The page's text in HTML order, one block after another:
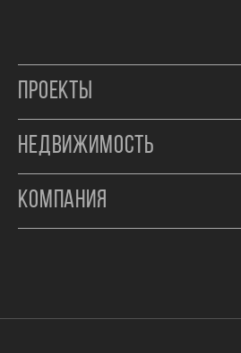
ПРОЕКТЫ
НЕДВИЖИМОСТЬ
КОМПАНИЯ